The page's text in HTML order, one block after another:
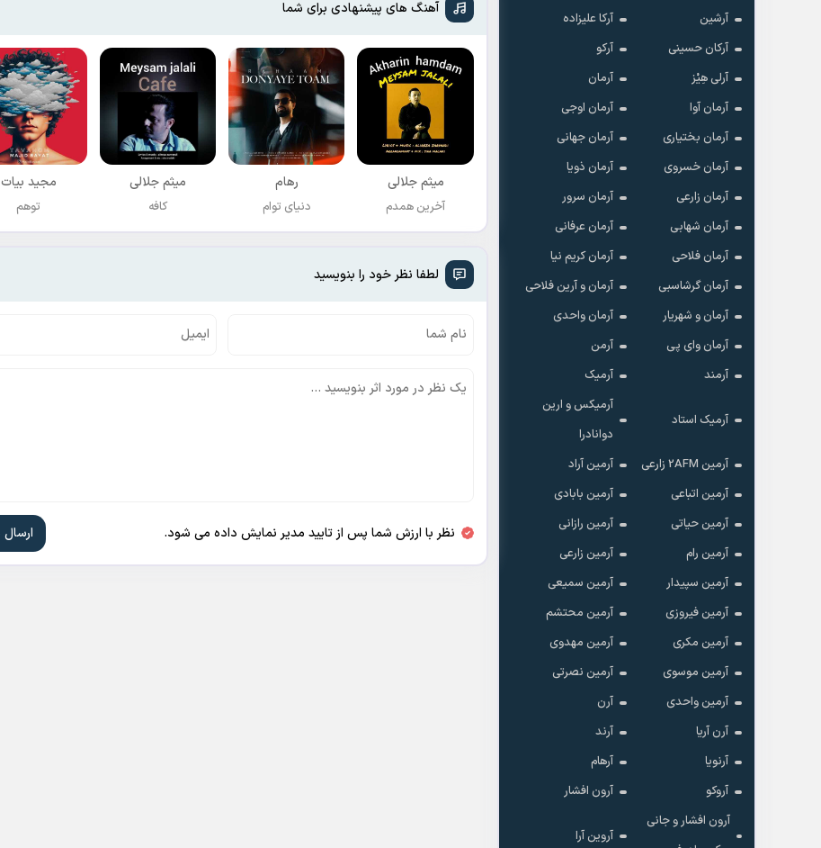
آرشین
آرکا علیزاده
آرکان حسینی
آرکو
آرلی هِیْز
آرمان
آرمان آوا
آرمان اوجی
آرمان بختیاری
آرمان جهانی
آرمان خسروی
آرمان ذویا
آرمان زارعی
آرمان سرور
آرمان شهابی
آرمان عرفانی
آرمان فلاحی
آرمان کریم نیا
آرمان گرشاسبی
آرمان و آرین فلاحی
آرمان و شهریار
آرمان واحدی
آرمان وای پی
آرمن
آرمند
آرمیک
آرمیک استاد
آرمیکس و ارین
دوانادرا
آرمین 2AFM زارعی
آرمین آراد
آرمین اتباعی
آرمین بابادی
آرمین حیاتی
آرمین رازانی
آرمین رام
آرمین زارعی
آرمین سپیدار
آرمین سمیعی
آرمین فیروزی
آرمین محتشم
آرمین مکری
آرمین مهدوی
آرمین موسوی
آرمین نصرتی
آرمین واحدی
آرن
آرن آریا
آرند
آرنویا
آرهام
آروکو
آرون افشار
آرون افشار و جانی
آروین آرا
آهنگ های پیشنهادی برای شما
میثم جلالی
آخرین همدم
رهام
دنیای توام
میثم جلالی
کافه
مجید بیات
توهم
لطفا نظر خود را بنویسید
نظر با ارزش شما پس از تایید مدیر نمایش داده می شود.